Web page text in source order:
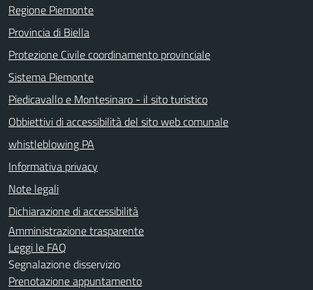
Regione Piemonte
Provincia di Biella
Protezione Civile coordinamento provinciale
Sistema Piemonte
Piedicavallo e Montesinaro - il sito turistico
Obbiettivi di accessibilità del sito web comunale
whistleblowing PA
Informativa privacy
Note legali
Dichiarazione di accessibilità
Amministrazione trasparente
Leggi le FAQ
Segnalazione disservizio
Prenotazione appuntamento